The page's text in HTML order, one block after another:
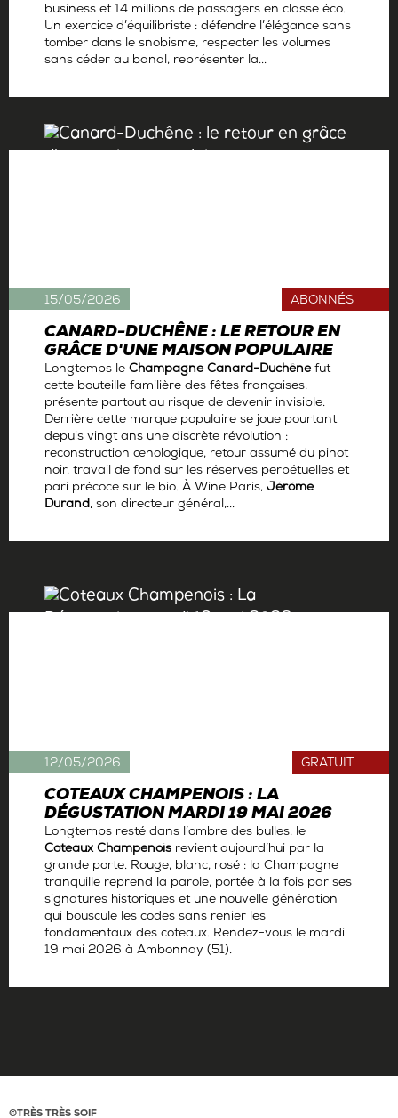
business et 14 millions de passagers en classe éco.
Un exercice d’équilibriste : défendre l’élégance sans
tomber dans le snobisme, respecter les volumes
sans céder au banal, représenter la...
CANARD-DUCHÊNE : LE RETOUR EN
GRÂCE D'UNE MAISON POPULAIRE
ABONNÉS
Longtemps le Champagne Canard-Duchênefut
cette bouteille familière des fêtes françaises,
présente partout au risque de devenir invisible.
Derrière cette marque populaire se joue pourtant
depuis vingt ans une discrète révolution :
reconstruction œnologique, retour assumé du pinot
noir, travail de fond sur les réserves perpétuelles et
pari précoce sur le bio. À Wine Paris, Jérôme
Durand, son directeur général,...
15/05/2026
COTEAUX CHAMPENOIS : LA
DÉGUSTATION MARDI 19 MAI 2026
GRATUIT
Longtemps resté dans l’ombre des bulles, le
Coteaux Champenois revient aujourd’hui par la
grande porte. Rouge, blanc, rosé : la Champagne
tranquille reprend la parole, portée à la fois par ses
signatures historiques et une nouvelle génération
qui bouscule les codes sans renier les
fondamentaux des coteaux. Rendez-vous le mardi
19 mai 2026 à Ambonnay (51).
12/05/2026
©TRÈS TRÈS SOIF